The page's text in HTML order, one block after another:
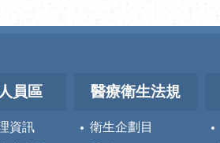
員區
資訊
醫療衛生法規
衛生企劃目